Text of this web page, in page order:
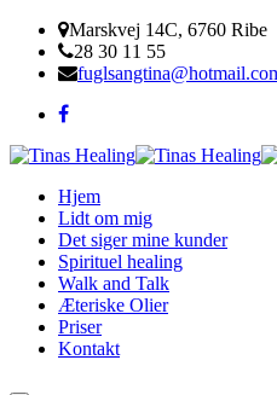
Marskvej 14C, 6760 Ribe
28 30 11 55
Hjem
Lidt om mig
Det siger mine kunder
Spirituel healing
Walk and Talk
Æteriske Olier
Priser
Kontakt